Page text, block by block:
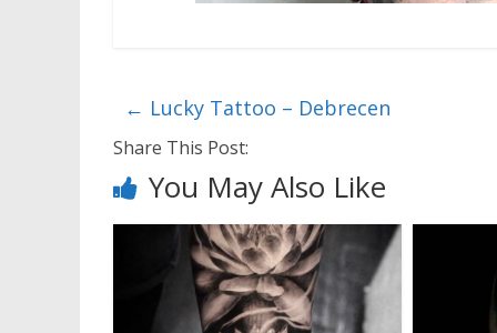
← Lucky Tattoo – Debrecen
Share This Post:
You May Also Like